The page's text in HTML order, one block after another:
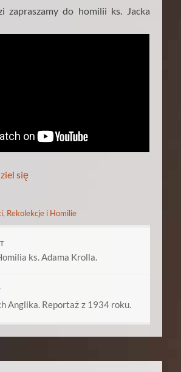
zapraszamy do homilii ks. Jacka
się
, Rekolekcje i Homilie
ks. Adama Krolla.
Anglika. Reportaż z 1934 roku.